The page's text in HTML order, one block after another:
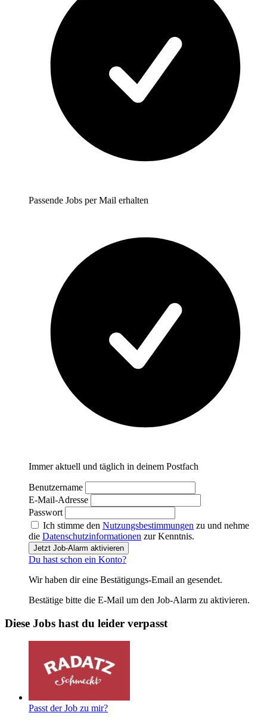
Passende Jobs per Mail erhalten
Immer aktuell und täglich in deinem Postfach
Benutzername
E-Mail-Adresse
Passwort
Ich stimme den Nutzungsbestimmungen zu und nehme
die Datenschutzinformationen zur Kenntnis.
Jetzt Job-Alarm aktivieren
Du hast schon ein Konto?
Wir haben dir eine Bestätigungs-Email an gesendet.
Bestätige bitte die E-Mail um den Job-Alarm zu aktivieren.
Diese Jobs hast du leider verpasst
Passt der Job zu mir?